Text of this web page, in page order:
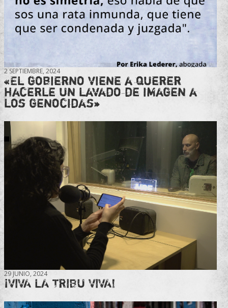
2 SEPTIEMBRE, 2024
«El gobierno viene a querer
hacerle un lavado de imagen a
los genocidas»
29 JUNIO, 2024
¡VIVA LA TRIBU VIVA!